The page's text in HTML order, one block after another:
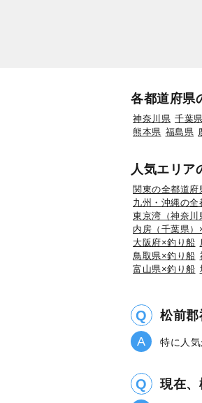
各都道府県
神奈川県 千葉県
熊本県 福島県
人気エリア
関東の全都道
九州・沖縄の
東京湾（神奈川
内房（千葉県）
大阪府×釣り船
鳥取県×釣り船
富山県×釣り船
松前郡
特に人
現在、